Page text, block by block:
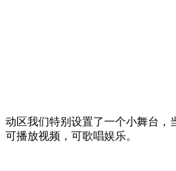
动区我们特别设置了一个小舞台，
可播放视频，可歌唱娱乐。